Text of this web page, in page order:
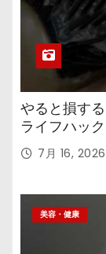
やると損す
ライフハッ
7月 16, 2026
美容・健康